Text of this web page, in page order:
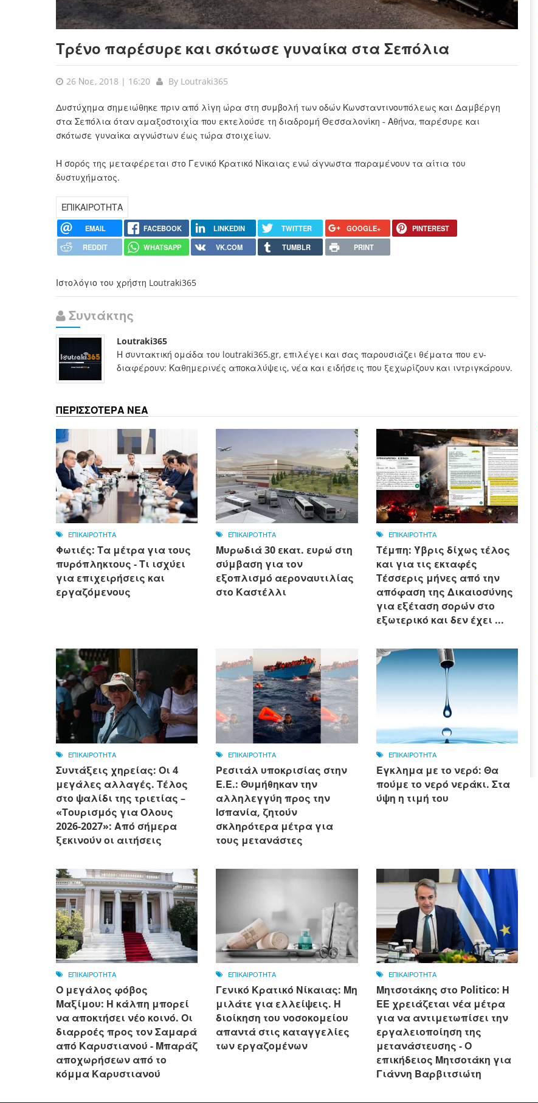
Τρένο παρέσυρε και σκότωσε γυναίκα στα Σεπόλια
26 Νοε, 2018 | 16:20 By Loutraki365
Δυστύχημα σημειώθηκε πριν από λίγη ώρα στη συμβολή των οδών Κωνσταντινουπόλεως και Δαμβέργη
στα Σεπόλια όταν αμαξοστοιχία που εκτελούσε τη διαδρομή Θεσσαλονίκη - Αθήνα, παρέσυρε και
σκότωσε γυναίκα αγνώστων έως τώρα στοιχείων.
Η σορός της μεταφέρεται στο Γενικό Κρατικό Νίκαιας ενώ άγνωστα παραμένουν τα αίτια του
δυστυχήματος.
ΕΠΙΚΑΙΡΟΤΗΤΑ
EMAIL FACEBOOK LINKEDIN TWITTER GOOGLE+
PINTEREST
REDDIT
WHATSAPP VK.COM TUMBLR PRINT
Ιστολόγιο του χρήστη Loutraki365
Συντάκτης
Loutraki365
Η συντακτική ομάδα του loutraki365.gr, επιλέγει και σας παρουσιάζει θέματα που εν-
διαφέρουν: Καθημερινές αποκαλύψεις, νέα και ειδήσεις που ξεχωρίζουν και ιντριγκάρουν.
ΠΕΡΙΣΣΟΤΕΡΑ ΝΕΑ
ΕΠΙΚΑΙΡΟΤΗΤΑ
Φωτιές: Τα μέτρα για τους
πυρόπληκτους - Τι ισχύει
για επιχειρήσεις και
εργαζόμενους
ΕΠΙΚΑΙΡΟΤΗΤΑ
Μυρωδιά 30 εκατ. ευρώ στη
σύμβαση για τον
εξοπλισμό αεροναυτιλίας
στο Καστέλλι
ΕΠΙΚΑΙΡΟΤΗΤΑ
Τέμπη: Ύβρις δίχως τέλος
και για τις εκταφές
Τέσσερις μήνες από την
απόφαση της Δικαιοσύνης
για εξέταση σορών στο
εξωτερικό και δεν έχει ...
ΕΠΙΚΑΙΡΟΤΗΤΑ
Συντάξεις χηρείας: Οι 4
μεγάλες αλλαγές. Τέλος
στο ψαλίδι της τριετίας –
«Τουρισμός για Όλους
2026-2027»: Από σήμερα
ξεκινούν οι αιτήσεις
ΕΠΙΚΑΙΡΟΤΗΤΑ
Ρεσιτάλ υποκρισίας στην
Ε.Ε.: Θυμήθηκαν την
αλληλεγγύη προς την
Ισπανία, ζητούν
σκληρότερα μέτρα για
τους μετανάστες
ΕΠΙΚΑΙΡΟΤΗΤΑ
Εγκλημα με το νερό: Θα
πούμε το νερό νεράκι. Στα
ύψη η τιμή του
ΕΠΙΚΑΙΡΟΤΗΤΑ
Ο μεγάλος φόβος
Μαξίμου: Η κάλπη μπορεί
να αποκτήσει νέο κοινό. Οι
διαρροές προς τον Σαμαρά
από Καρυστιανού - Μπαράζ
αποχωρήσεων από το
κόμμα Καρυστιανού
ΕΠΙΚΑΙΡΟΤΗΤΑ
Γενικό Κρατικό Νίκαιας: Μη
μιλάτε για ελλείψεις. Η
διοίκηση του νοσοκομείου
απαντά στις καταγγελίες
των εργαζομένων
ΕΠΙΚΑΙΡΟΤΗΤΑ
Μητσοτάκης στο Politico: Η
ΕΕ χρειάζεται νέα μέτρα
για να αντιμετωπίσει την
εργαλειοποίηση της
μετανάστευσης - Ο
επικήδειος Μητσοτάκη για
Γιάννη Βαρβιτσιώτη